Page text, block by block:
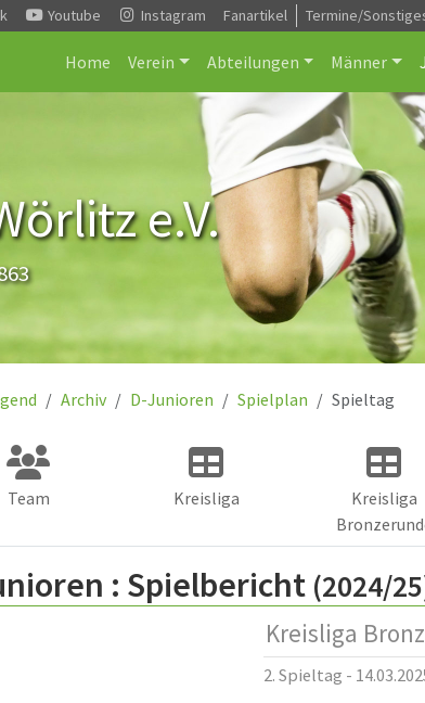
Youtube Instagram Fanartikel Termine/
Home Verein Abteilungen Männer
e.V.
Archiv D-Junioren Spielplan Spieltag
Team Kreisliga
Kreisliga
: Spielbericht (2024/
Kreisliga
2. Spieltag -